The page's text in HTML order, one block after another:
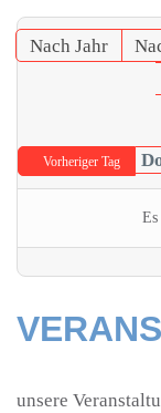
Nach Jahr
Vorheriger Tag
unsere